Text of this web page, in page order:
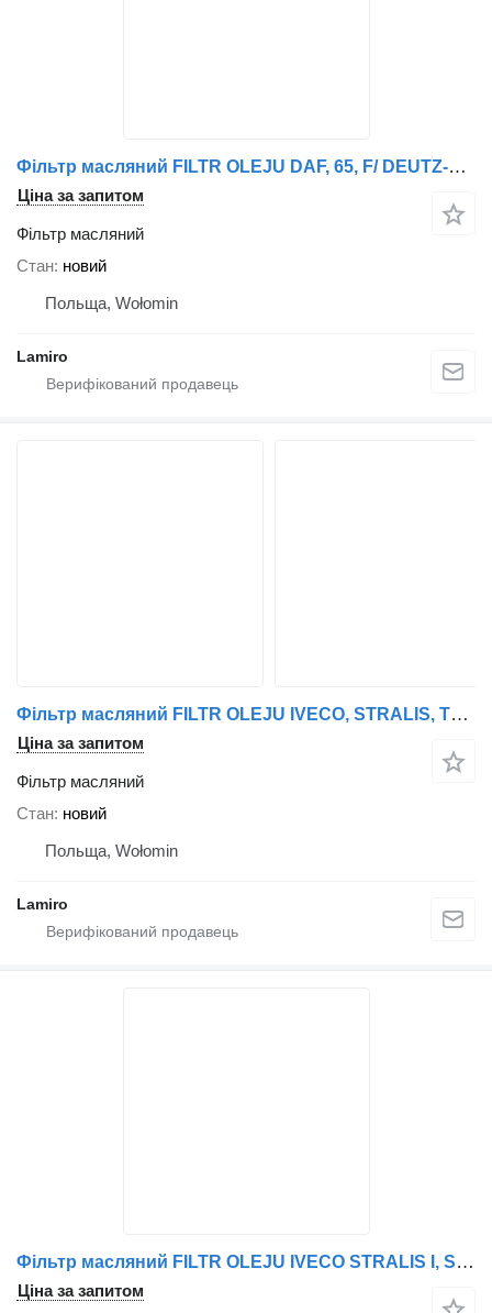
Фільтр масляний FILTR OLEJU DAF, 65, F/ DEUTZ-FAHR/ FENDT/ IVECO, M, MK/ NEOPLAN до вантажівки IVECO
Ціна за запитом
Фільтр масляний
Стан новий
Польща, Wołomin
Lamiro
Фільтр масляний FILTR OLEJU IVECO, STRALIS, TRAKKER/ CASE IH/ NEW HOLLAND до вантажівки IVECO STRALIS, TRAKKER
Ціна за запитом
Фільтр масляний
Стан новий
Польща, Wołomin
Lamiro
Фільтр масляний FILTR OLEJU IVECO STRALIS I, STRALIS II, TRAKKER до вантажівки IVECO STRALIS I, STRALIS II, TRAKKER
Ціна за запитом